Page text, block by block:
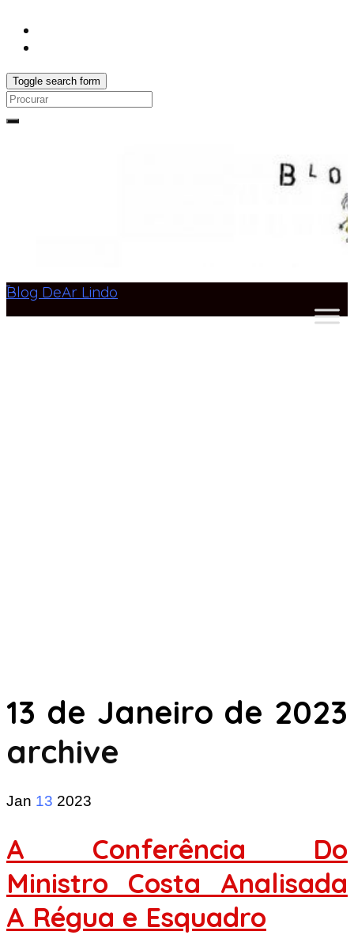
Toggle search form
Search
Blog DeAr Lindo
13 de Janeiro de 2023
archive
Jan 13 2023
A Conferência Do
Ministro Costa Analisada
A Régua e Esquadro